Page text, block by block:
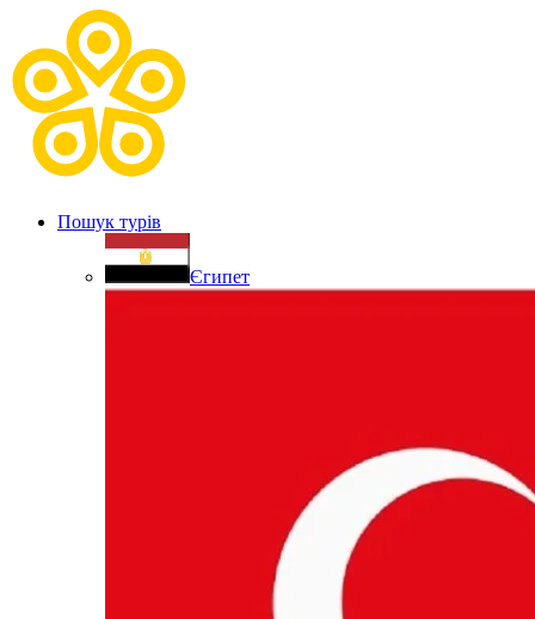
Пошук турів
Єгипет